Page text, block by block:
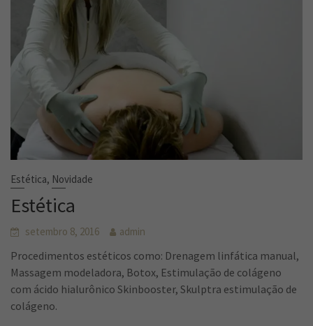
Estética, Novidade
Estética
setembro 8, 2016 admin
Procedimentos estéticos como: Drenagem linfática manual,
Massagem modeladora, Botox, Estimulação de colágeno
com ácido hialurônico Skinbooster, Skulptra estimulação de
colágeno.